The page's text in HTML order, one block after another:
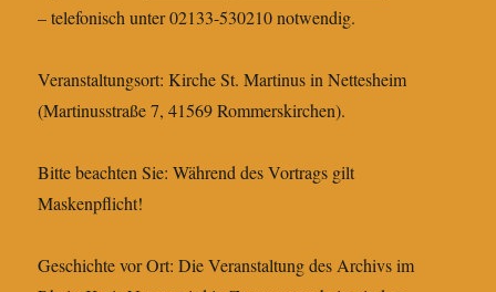
– telefonisch unter 02133-530210 notwendig.
Veranstaltungsort: Kirche St. Martinus in Nettesheim
(Martinusstraße 7, 41569 Rommerskirchen).
Bitte beachten Sie: Während des Vortrags gilt
Maskenpflicht!
Geschichte vor Ort: Die Veranstaltung des Archivs im